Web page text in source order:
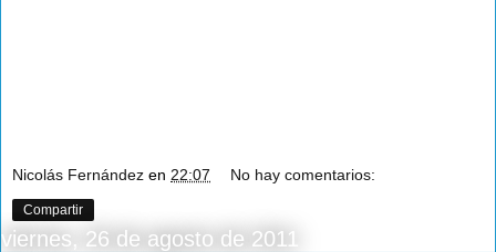
Nicolás Fernández en 22:07 No hay comentarios:
Compartir
viernes, 26 de agosto de 2011